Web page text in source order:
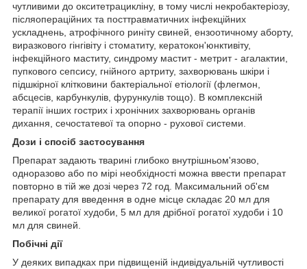
чутливими до окситетрацикліну, в тому числі некробактеріозу,
післяопераційних та посттравматичних інфекційних
ускладнень, атрофічного риніту свиней, ензоотичному аборту,
виразкового гінгівіту і стоматиту, кератокон'юнктивіту,
інфекційного маститу, синдрому мастит - метрит - агалактии,
пупкового сепсису, гнійного артриту, захворювань шкіри і
підшкірної клітковини бактеріальної етіології (флегмон,
абсцесів, карбункулів, фурункулів тощо). В комплексній
терапії інших гострих і хронічних захворювань органів
дихання, сечостатевої та опорно - рухової системи.
Дози і спосіб застосування
Препарат задають тварині глибоко внутрішньом'язово,
одноразово або по мірі необхідності можна ввести препарат
повторно в тій же дозі через 72 год. Максимальний об'єм
препарату для введення в одне місце складає 20 мл для
великої рогатої худоби, 5 мл для дрібної рогатої худоби і 10
мл для свиней.
Побічні дії
У деяких випадках при підвищеній індивідуальній чутливості